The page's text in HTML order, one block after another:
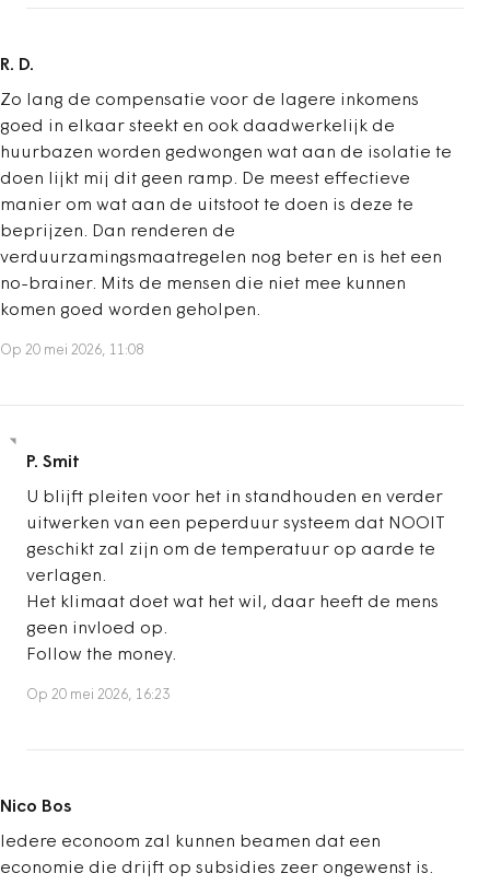
R. D.
Zo lang de compensatie voor de lagere inkomens
goed in elkaar steekt en ook daadwerkelijk de
huurbazen worden gedwongen wat aan de isolatie te
doen lijkt mij dit geen ramp. De meest effectieve
manier om wat aan de uitstoot te doen is deze te
beprijzen. Dan renderen de
verduurzamingsmaatregelen nog beter en is het een
no-brainer. Mits de mensen die niet mee kunnen
komen goed worden geholpen.
Op 20 mei 2026, 11:08
P. Smit
U blijft pleiten voor het in standhouden en verder
uitwerken van een peperduur systeem dat NOOIT
geschikt zal zijn om de temperatuur op aarde te
verlagen.
Het klimaat doet wat het wil, daar heeft de mens
geen invloed op.
Follow the money.
Op 20 mei 2026, 16:23
Nico Bos
Iedere econoom zal kunnen beamen dat een
economie die drijft op subsidies zeer ongewenst is.